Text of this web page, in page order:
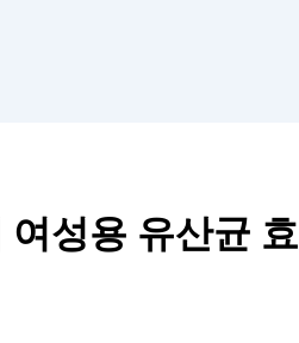
성용 유산균 효